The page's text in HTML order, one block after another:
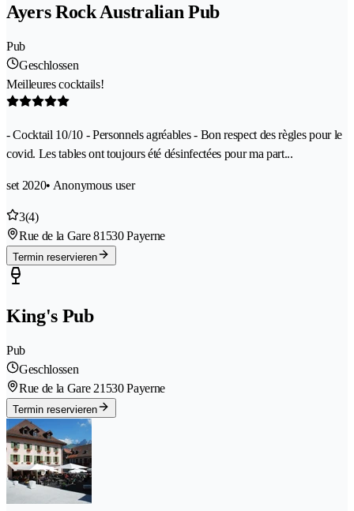
Ayers Rock Australian Pub
Pub
Geschlossen
Meilleures cocktails!
- Cocktail 10/10 - Personnels agréables - Bon respect des règles pour le
covid. Les tables ont toujours été désinfectées pour ma part...
set 2020• Anonymous user
3(4)
Rue de la Gare 81530 Payerne
Termin reservieren
King's Pub
Pub
Geschlossen
Rue de la Gare 21530 Payerne
Termin reservieren